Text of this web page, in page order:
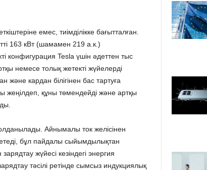
емес, тиімділікке бағытталған.
163 кВт (шамамен 219 а.к.)
конфигурация Tesla үшін әдеттен тыс
немесе толық жетекті жүйелерді
кардан білігінен бас тартуға
жеңілдеп, құны төмендейді және артқы
Айнымалы ток желісінен
бұл пайдалы сыйымдылықтан
жүйесі кезіндегі энергия
тәсілі ретінде сымсыз индукциялық